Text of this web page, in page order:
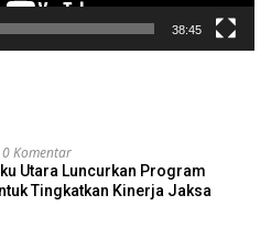
38:45
0 Komentar
Utara Luncurkan Program
Tingkatkan Kinerja Jaksa